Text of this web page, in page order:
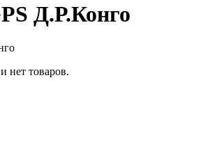
Д.Р.Конго
нет товаров.